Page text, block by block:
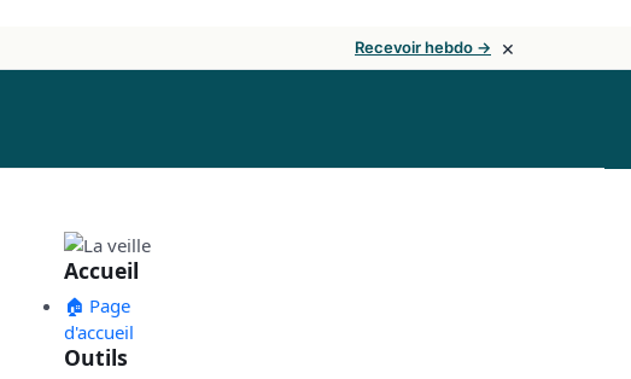
Recevoir hebdo → ×
Accueil
🏠 Page
d'accueil
Outils